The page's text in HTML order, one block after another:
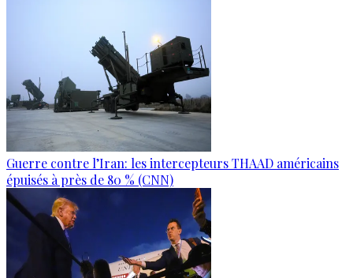
Guerre contre l’Iran: les intercepteurs THAAD américains
épuisés à près de 80 % (CNN)